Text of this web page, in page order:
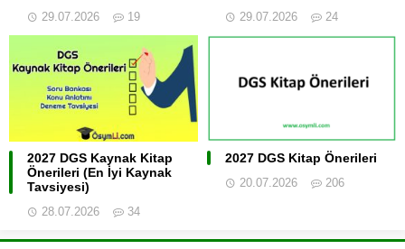
29.07.2026 19 29.07.2026 24
2027 DGS Kaynak Kitap
Önerileri (En İyi Kaynak
Tavsiyesi)
28.07.2026 34
2027 DGS Kitap Önerileri
20.07.2026 206